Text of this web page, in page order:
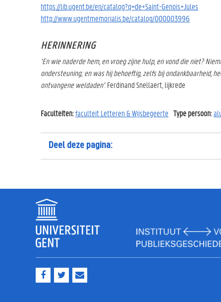
https://lib.ugent.be/en/catalog?q=de+Saint-Genois+Jules
http://www.ugentmemorialis.be/catalog/000003996
HERINNERING
‘En wie naderde hem, en vroeg zijne hulp, en vond die niet?
ondersteuning; en was hij behoeftig, zelfs bij ondankbaarheid,
ontvangene weldaden’. Ferdinand Snellaert, lijkrede
Faculteiten:faculteit Letteren & Wijsbegeerte Type persoon:
Deel deze pagina: